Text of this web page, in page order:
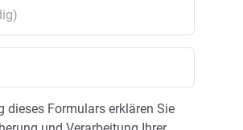
dieses Formulars erklären Sie